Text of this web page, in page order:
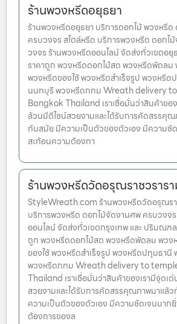
ร้านพวงหรีดอยุธยา
ร้านพวงหรีดอยุธยา บริการดอกไม้ พวงหรี
ครบวงจร สไตล์หรีด บริการพวงหรีด ดอกไ
วงจร ร้านพวงหรีดออนไลน์ จัดส่งทั่วเขตอยุ
ราคาถูก พวงหรีดดอกไม้สด พวงหรีดพัดลม
พวงหรีดของใช้ พวงหรีดสำเร็จรูป พวงหรี
นนทบุรี พวงหรีดกทม Wreath delivery
Bangkok Thailand เราเชื่อมั่นว่าสินค้าขอ
ล้วนมีดีไซน์สวยงามและได้รับการคัดสรรคุ
ทันสมัย มีความเป็นตัวของตัวเอง มีความชั
สะท้อนความต้องกา
ร้านพวงหรีดวัดอรุณราชวราร
StyleWreath.com ร้านพวงหรีดวัดอรุณรา
บริการพวงหรีด ดอกไม้จัดงานศพ ครบวงจ
ออนไลน์ จัดส่งทั่วเขตกรุงเทพ และ ปริมณฑ
ถูก พวงหรีดดอกไม้สด พวงหรีดพัดลม พวง
ของใช้ พวงหรีดสำเร็จรูป พวงหรีดปทุมธา
พวงหรีดกทม Wreath delivery to
Thailand เราเชื่อมั่นว่าสินค้าของเรามีจุดเ
สวยงามและได้รับการคัดสรรคุณภาพมาแล้
ความเป็นตัวของตัวเอง มีความชัดเจนมาก
ต้องการของล